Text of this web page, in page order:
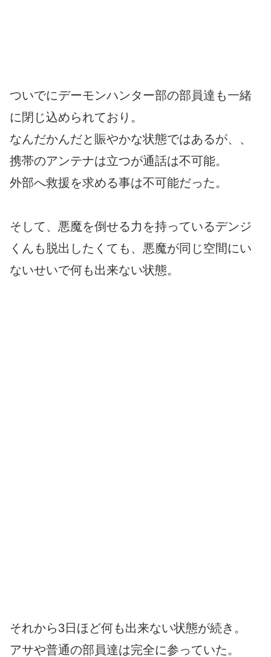
ついでにデーモンハンター部の部員達も一緒
に閉じ込められており。
なんだかんだと賑やかな状態ではあるが、、
携帯のアンテナは立つが通話は不可能。
外部へ救援を求める事は不可能だった。
そして、悪魔を倒せる力を持っているデンジ
くんも脱出したくても、悪魔が同じ空間にい
ないせいで何も出来ない状態。
それから3日ほど何も出来ない状態が続き。
アサや普通の部員達は完全に参っていた。